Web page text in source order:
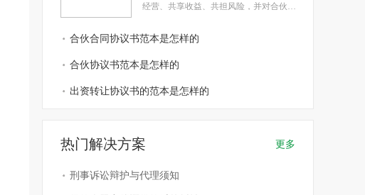
容。 第一条 根据《中华人民共和国
经营、共享收益、共担风险，并对合伙企
业解散时，依据《合伙企业法》进行清
伙人签名、盖章后，在15天内向企业
合伙合同协议书范本是怎样的
合伙协议书范本是怎样的
出资转让协议书的范本是怎样的
更多
热门解决方案
刑事诉讼辩护与代理须知